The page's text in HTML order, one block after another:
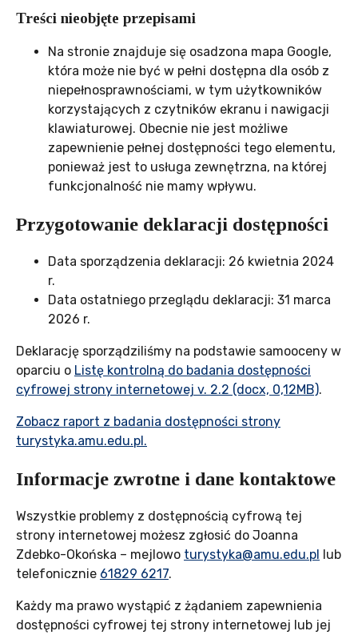
Treści nieobjęte przepisami
Na stronie znajduje się osadzona mapa Google,
która może nie być w pełni dostępna dla osób z
niepełnosprawnościami, w tym użytkowników
korzystających z czytników ekranu i nawigacji
klawiaturowej. Obecnie nie jest możliwe
zapewnienie pełnej dostępności tego elementu,
ponieważ jest to usługa zewnętrzna, na której
funkcjonalność nie mamy wpływu.
Przygotowanie deklaracji dostępności
Data sporządzenia deklaracji: 26 kwietnia 2024
r.
Data ostatniego przeglądu deklaracji: 31 marca
2026 r.
Deklarację sporządziliśmy na podstawie samooceny w
oparciu o Listę kontrolną do badania dostępności
cyfrowej strony internetowej v. 2.2 (docx, 0,12MB).
Zobacz raport z badania dostępności strony
turystyka.amu.edu.pl.
Informacje zwrotne i dane kontaktowe
Wszystkie problemy z dostępnością cyfrową tej
strony internetowej możesz zgłosić do Joanna
Zdebko-Okońska – mejlowo turystyka@amu.edu.pl lub
telefonicznie 61829 6217.
Każdy ma prawo wystąpić z żądaniem zapewnienia
dostępności cyfrowej tej strony internetowej lub jej